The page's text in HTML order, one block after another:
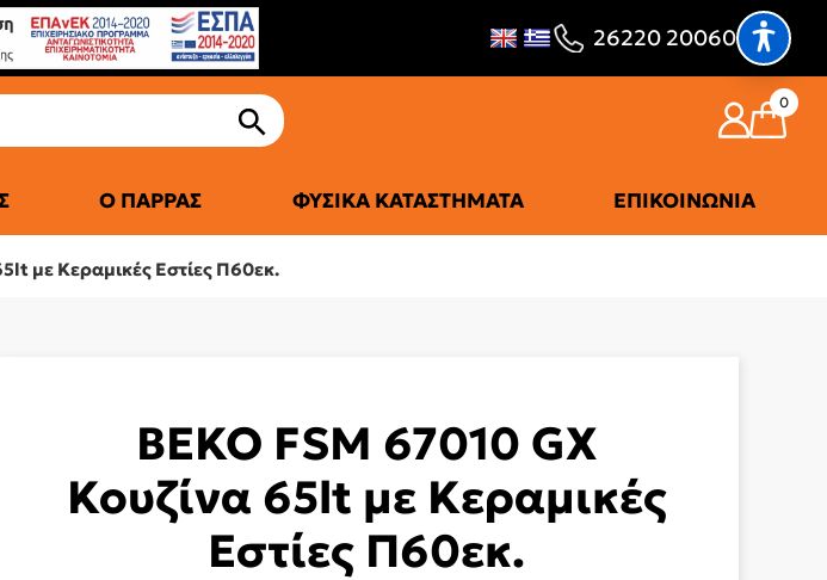
26220 20060
0
Ο ΠΑΡΡΆΣ ΦΥΣΙΚΆ ΚΑΤΑΣΤΉΜΑΤΑ ΕΠΙΚΟΙΝΩΝΊΑ
με Κεραμικές Εστίες Π60εκ.
BEKO FSM 67010 GX
Κουζίνα 65lt με Κεραμικές
Εστίες Π60εκ.